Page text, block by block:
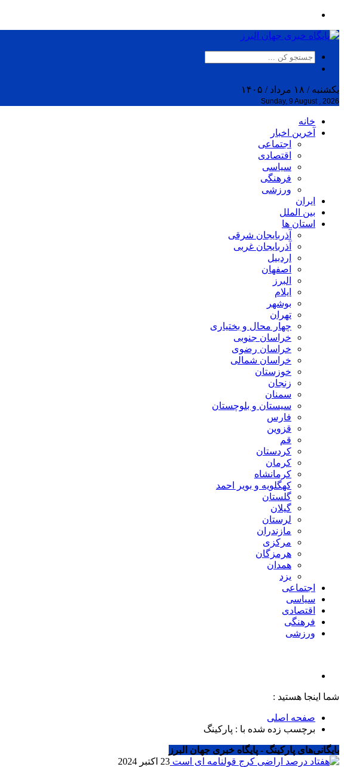
یکشنبه / ۱۸ مرداد / ۱۴۰۵
Sunday, 9 August , 2026
خانه
آخرین اخبار
اجتماعی
اقتصادی
سیاسی
فرهنگی
ورزشی
ایران
بین الملل
استان ها
آذربایجان شرقی
آذربایجان غربی
اردبیل
اصفهان
البرز
ایلام
بوشهر
تهران
چهار محال و بختیاری
خراسان جنوبی
خراسان رضوی
خراسان شمالی
خوزستان
زنجان
سمنان
سیستان و بلوچستان
فارس
قزوین
قم
کردستان
کرمان
کرمانشاه
کهگلویه و بویر احمد
گلستان
گیلان
لرستان
مازندران
مرکزی
هرمزگان
همدان
یزد
اجتماعی
سیاسی
اقتصادی
فرهنگی
ورزشی
شما اینجا هستید :
صفحه اصلی
برچسب زده شده با : پارکینگ
بایگانی‌های پارکینگ - پایگاه خبری جهان البرز
23 اکتبر 2024